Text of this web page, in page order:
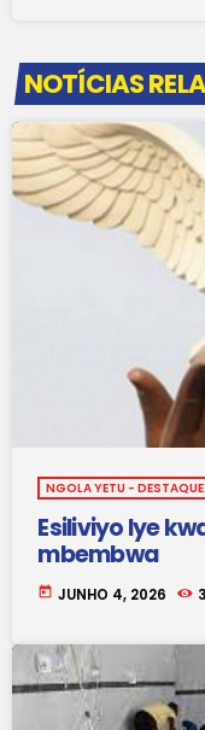
NOTÍCIAS
NGOLA YETU - DESTAQUE
Esiliviyo lye
mbembwa
today JUNHO 4, 2026